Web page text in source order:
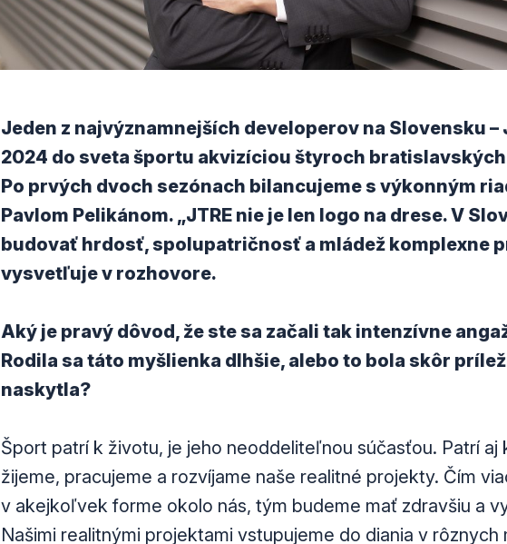
Jeden z najvýznamnejších developerov na Slovensku –
2024 do sveta športu akvizíciou štyroch
Po prvých dvoch sezónach bilancujeme s výkonným
Pavlom Pelikánom. „JTRE nie je len logo na drese. V
budovať hrdosť, spolupatričnosť a mládež komplexne
vysvetľuje v rozhovore.
Aký je pravý dôvod, že ste sa začali tak intenzívne
Rodila sa táto myšlienka dlhšie, alebo to bola skôr
naskytla?
Šport patrí k životu, je jeho neoddeliteľnou súčasťou. Patrí aj
žijeme, pracujeme a rozvíjame naše realitné projekty. Čím
v akejkoľvek forme okolo nás, tým budeme mať zdravšiu a
Našimi realitnými projektami vstupujeme do diania v